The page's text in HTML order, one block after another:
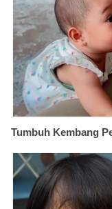
Tumbuh Kembang